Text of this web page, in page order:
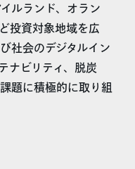
ルランド、オラン
投資対象地域を広
社会のデジタルイン
ナビリティ、脱炭
題に積極的に取り組